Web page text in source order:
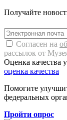
Получайте
Согласен на
рассылок от
Оценка качества
оценка качества
Помогите
федеральных
Пройти опрос